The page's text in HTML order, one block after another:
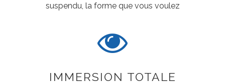
suspendu, la forme que vous voulez
IMMERSION TOTALE